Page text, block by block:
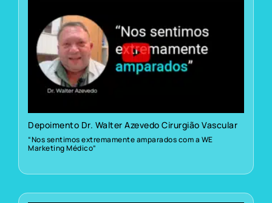
Depoimento Dr. Walter Azevedo Cirurgião Vascular
“Nos sentimos extremamente amparados com a WE
Marketing Médico”